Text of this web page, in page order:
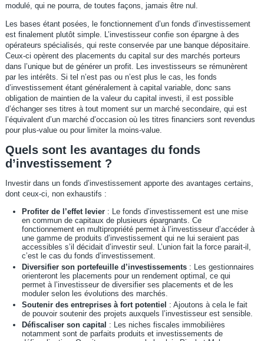
modulé, qui ne pourra, de toutes façons, jamais être nul.
Les bases étant posées, le fonctionnement d’un fonds d’investissement
est finalement plutôt simple. L’investisseur confie son épargne à des
opérateurs spécialisés, qui reste conservée par une banque dépositaire.
Ceux-ci opèrent des placements du capital sur des marchés porteurs
dans l’unique but de générer un profit. Les investisseurs se rémunèrent
par les intérêts. Si tel n’est pas ou n’est plus le cas, les fonds
d’investissement étant généralement à capital variable, donc sans
obligation de maintien de la valeur du capital investi, il est possible
d’échanger ses titres à tout moment sur un marché secondaire, qui est
l’équivalent d’un marché d’occasion où les titres financiers sont revendus
pour plus-value ou pour limiter la moins-value.
Quels sont les avantages du fonds
d’investissement ?
Investir dans un fonds d’investissement apporte des avantages certains,
dont ceux-ci, non exhaustifs :
Profiter de l’effet levier : Le fonds d’investissement est une mise
en commun de capitaux de plusieurs épargnants. Ce
fonctionnement en multipropriété permet à l’investisseur d’accéder à
une gamme de produits d’investissement qui ne lui seraient pas
accessibles s’il décidait d’investir seul. L’union fait la force parait-il,
c’est le cas du fonds d’investissement.
Diversifier son portefeuille d’investissements : Les gestionnaires
orienteront les placements pour un rendement optimal, ce qui
permet à l’investisseur de diversifier ses placements et de les
moduler selon les évolutions des marchés.
Soutenir des entreprises à fort potentiel : Ajoutons à cela le fait
de pouvoir soutenir des projets auxquels l’investisseur est sensible.
Défiscaliser son capital : Les niches fiscales immobilières
notamment sont de parfaits produits et investissements de